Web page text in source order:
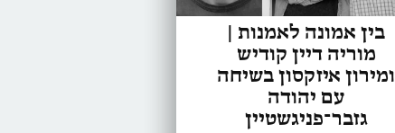
בין אמונה לאמנות |
מוריה דיין קודיש
ומירון איזקסון בשיחה
עם יהודה
גזבר־פניגשטיין